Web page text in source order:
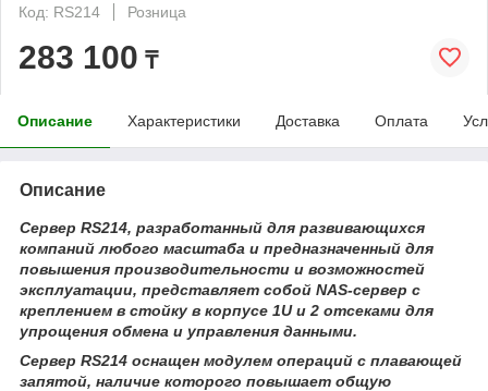
Код: RS214
Розница
283 100 ₸
Описание Характеристики Доставка Оплата
Описание
Сервер RS214, разработанный для развивающихся
компаний любого масштаба и предназначенный для
повышения производительности и возможностей
эксплуатации, представляет собой NAS-сервер с
креплением в стойку в корпусе 1U и 2 отсеками для
упрощения обмена и управления данными.
Сервер RS214 оснащен модулем операций с плавающей
запятой, наличие которого повышает общую